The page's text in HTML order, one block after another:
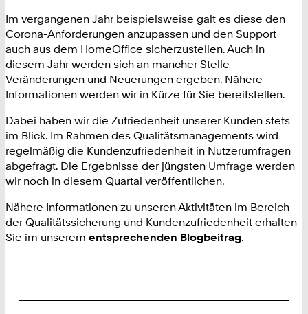
Im vergangenen Jahr beispielsweise galt es diese den
Corona-Anforderungen anzupassen und den Support
auch aus dem HomeOffice sicherzustellen. Auch in
diesem Jahr werden sich an mancher Stelle
Veränderungen und Neuerungen ergeben. Nähere
Informationen werden wir in Kürze für Sie bereitstellen.
Dabei haben wir die Zufriedenheit unserer Kunden stets
im Blick. Im Rahmen des Qualitätsmanagements wird
regelmäßig die Kundenzufriedenheit in Nutzerumfragen
abgefragt. Die Ergebnisse der jüngsten Umfrage werden
wir noch in diesem Quartal veröffentlichen.
Nähere Informationen zu unseren Aktivitäten im Bereich
der Qualitätssicherung und Kundenzufriedenheit erhalten
Sie im unserem entsprechenden Blogbeitrag.